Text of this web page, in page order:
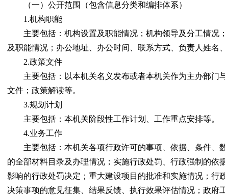
（一）公开范围（包含信息分类和编排体系）
1.机构职能
主要包括：机构设置及职能情况；机构领导及分工情况
及职能情况；办公地址、办公时间、联系方式、负责人姓名
2.政策文件
主要包括：以本机关名义发布或者本机关作为主办部门
文件；政策解读等。
3.规划计划
主要包括：本机关阶段性工作计划、工作重点安排等。
4.业务工作
主要包括：本机关各项行政许可的事项、依据、条件、
的全部材料目录及办理情况；实施行政处罚、行政强制的依
影响的行政处罚决定；重大建设项目的批准和实施情况；行
决策事项的意见征集、结果反馈、执行效果评估情况；政府